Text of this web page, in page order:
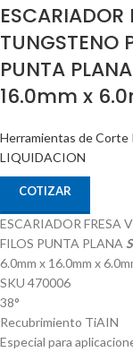
ESCARIADOR
TUNGSTENO
PUNTA
16.0mm x
Herramientas de Corte
LIQUIDACION
COTIZAR
ESCARIADOR FRESA
FILOS PUNTA PLANA
6.0mm x 16.0mm x
SKU 470006
38°
Recubrimiento TiAIN
Especial para